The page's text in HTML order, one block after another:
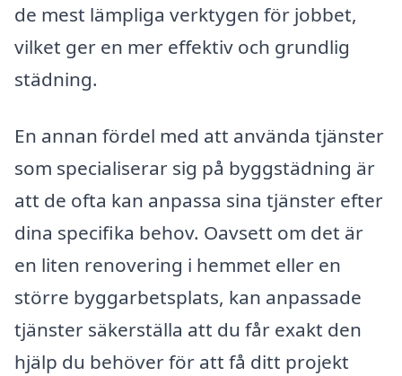
de mest lämpliga verktygen för jobbet,
vilket ger en mer effektiv och grundlig
städning.
En annan fördel med att använda tjänster
som specialiserar sig på byggstädning är
att de ofta kan anpassa sina tjänster efter
dina specifika behov. Oavsett om det är
en liten renovering i hemmet eller en
större byggarbetsplats, kan anpassade
tjänster säkerställa att du får exakt den
hjälp du behöver för att få ditt projekt